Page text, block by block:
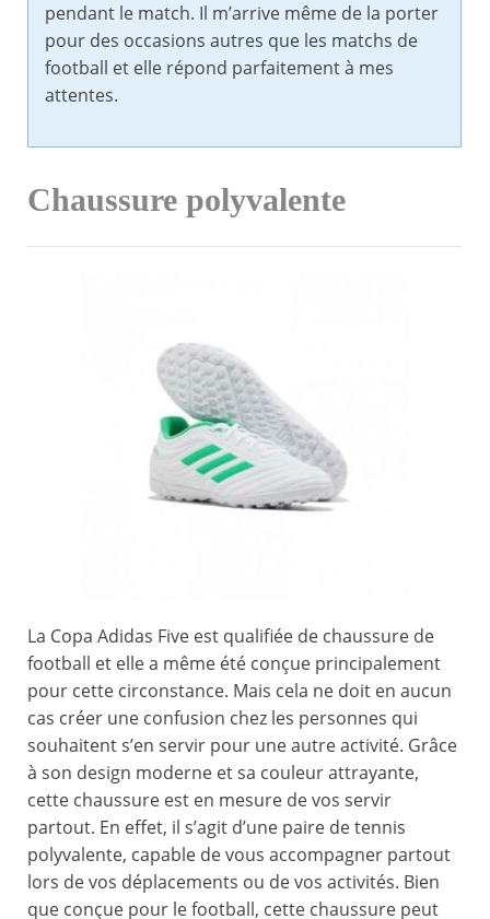
pendant le match. Il m’arrive même de la porter
pour des occasions autres que les matchs de
football et elle répond parfaitement à mes
attentes.
Chaussure polyvalente
La Copa Adidas Five est qualifiée de chaussure de
football et elle a même été conçue principalement
pour cette circonstance. Mais cela ne doit en aucun
cas créer une confusion chez les personnes qui
souhaitent s’en servir pour une autre activité. Grâce
à son design moderne et sa couleur attrayante,
cette chaussure est en mesure de vos servir
partout. En effet, il s’agit d’une paire de tennis
polyvalente, capable de vous accompagner partout
lors de vos déplacements ou de vos activités. Bien
que conçue pour le football, cette chaussure peut